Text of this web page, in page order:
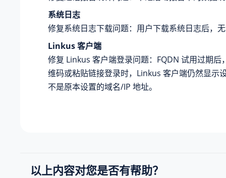
系统日志
修复系统日志下载问题：用户下载系统日志后，
Linkus 客户端
修复 Linkus 客户端登录问题：FQDN 试用过期后
维码或粘贴链接登录时，Linkus 客户端仍然显示
不是原本设置的域名/IP 地址。
以上内容对您是否有帮助？